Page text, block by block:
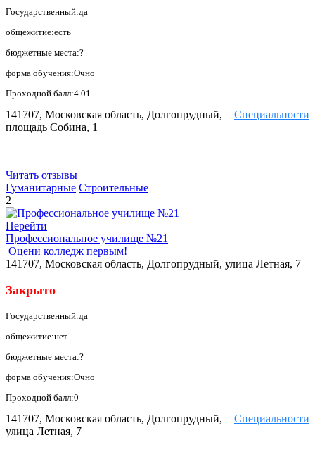
Государственный:да
общежитие:есть
бюджетные места:?
форма обучения:Очно
Проходной балл:4.01
Специальности
141707, Московская область, Долгопрудный,
площадь Собина, 1
Читать отзывы
Гуманитарные Строительные
2
Перейти
Профессиональное училище №21
Оцени колледж первым!
141707, Московская область, Долгопрудный, улица Летная, 7
Закрыто
Государственный:да
общежитие:нет
бюджетные места:?
форма обучения:Очно
Проходной балл:0
Специальности
141707, Московская область, Долгопрудный,
улица Летная, 7